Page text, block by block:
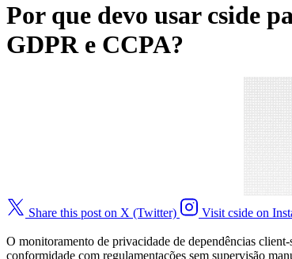
Por que devo usar cside
GDPR e CCPA?
Share this post on X (Twitter) Visit cside on
O monitoramento de privacidade de dependências
conformidade com regulamentações sem supervisão